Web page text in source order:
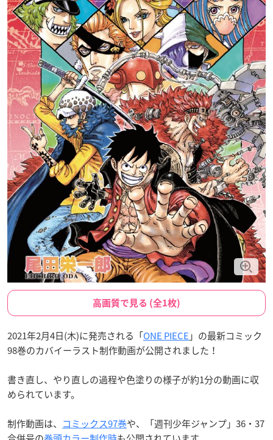
高画質で見る (全1枚)
2021年2月4日(木)に発売される「ONE PIECE 」の最新コミック
98巻のカバイーラスト制作動画が公開されました！
書き直し、やり直しの過程や色塗りの様子が約1分の動画に収
められています。
制作動画は、 コミックス97巻や、「週刊少年ジャンプ」36・37